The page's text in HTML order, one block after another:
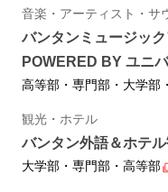
音楽・アーティスト・サ
バンタンミュージッ
POWERED BY ユニ
高等部・専門部・大学部
観光・ホテル
バンタン外語＆ホテ
大学部・専門部・高等部